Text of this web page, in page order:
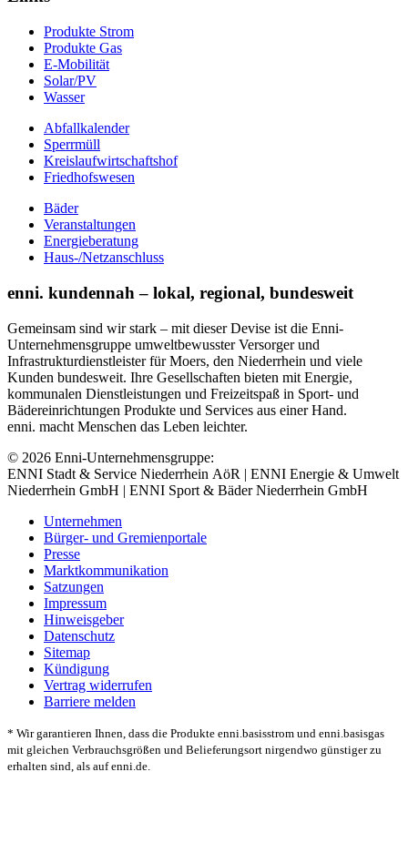
Produkte Strom
Produkte Gas
E-Mobilität
Solar/PV
Wasser
Abfallkalender
Sperrmüll
Kreislaufwirtschaftshof
Friedhofswesen
Bäder
Veranstaltungen
Energieberatung
Haus-/Netzanschluss
enni. kundennah – lokal, regional, bundesweit
Gemeinsam sind wir stark – mit dieser Devise ist die Enni-
Unternehmensgruppe umweltbewusster Versorger und
Infrastrukturdienstleister für Moers, den Niederrhein und viele
Kunden bundesweit. Ihre Gesellschaften bieten mit Energie,
kommunalen Dienstleistungen und Freizeitspaß in Sport- und
Bädereinrichtungen Produkte und Services aus einer Hand.
enni. macht Menschen das Leben leichter.
© 2026 Enni-Unternehmensgruppe:
ENNI Stadt & Service Niederrhein AöR | ENNI Energie & Umwelt
Niederrhein GmbH | ENNI Sport & Bäder Niederrhein GmbH
Unternehmen
Bürger- und Gremienportale
Presse
Marktkommunikation
Satzungen
Impressum
Hinweisgeber
Datenschutz
Sitemap
Kündigung
Vertrag widerrufen
Barriere melden
* Wir garantieren Ihnen, dass die Produkte enni.basisstrom und enni.basisgas
mit gleichen Verbrauchsgrößen und Belieferungsort nirgendwo günstiger zu
erhalten sind, als auf enni.de.